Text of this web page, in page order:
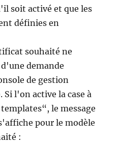
soit activé et que les
définies en
souhaité ne
demande
de gestion
l'on active la case à
le message
pour le modèle
: